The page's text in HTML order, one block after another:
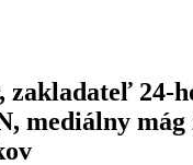
zakladateľ 24-
mediálny